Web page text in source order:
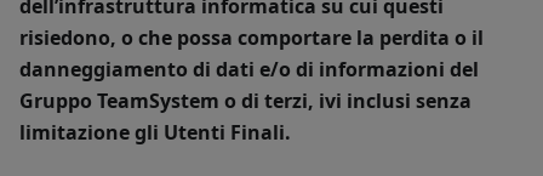
dell’infrastruttura informatica su cui questi
risiedono, o che possa comportare la perdita o il
danneggiamento di dati e/o di informazioni del
Gruppo TeamSystem o di terzi, ivi inclusi senza
limitazione gli Utenti Finali.